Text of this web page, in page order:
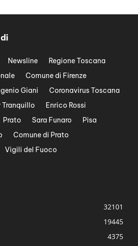
Newsline
Regione Toscana
Comune di Firenze
Giani
Coronavirus Toscana
Enrico Rossi
Prato Sara Funaro
Pisa
Comune di Prato
Vigili del Fuoco
32101
19445
4375